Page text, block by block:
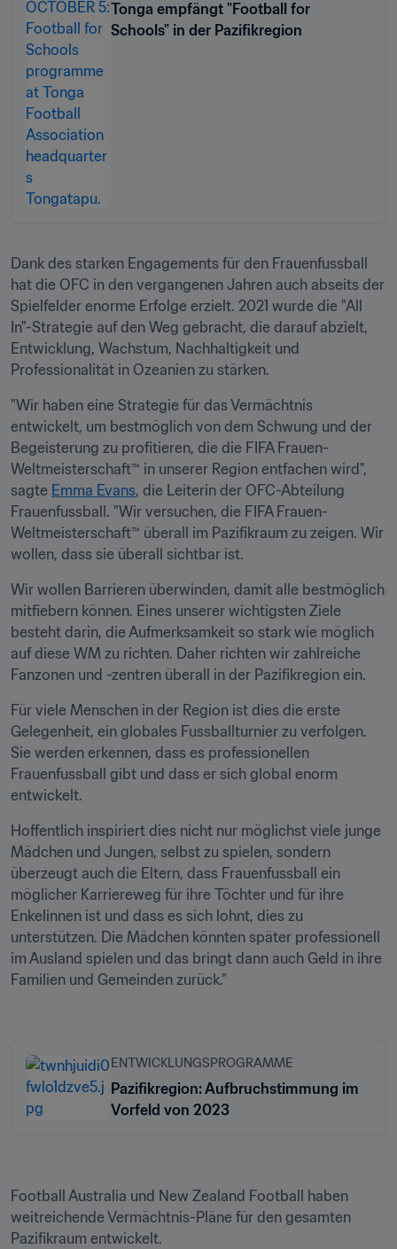
Tonga empfängt "Football for
Schools" in der Pazifikregion
Dank des starken Engagements für den Frauenfussball
hat die OFC in den vergangenen Jahren auch abseits der
Spielfelder enorme Erfolge erzielt. 2021 wurde die "All
In"-Strategie auf den Weg gebracht, die darauf abzielt,
Entwicklung, Wachstum, Nachhaltigkeit und
Professionalität in Ozeanien zu stärken.
"Wir haben eine Strategie für das Vermächtnis
entwickelt, um bestmöglich von dem Schwung und der
Begeisterung zu profitieren, die die FIFA Frauen-
Weltmeisterschaft™ in unserer Region entfachen wird",
sagte Emma Evans, die Leiterin der OFC-Abteilung
Frauenfussball. "Wir versuchen, die FIFA Frauen-
Weltmeisterschaft™ überall im Pazifikraum zu zeigen. Wir
wollen, dass sie überall sichtbar ist.
Wir wollen Barrieren überwinden, damit alle bestmöglich
mitfiebern können. Eines unserer wichtigsten Ziele
besteht darin, die Aufmerksamkeit so stark wie möglich
auf diese WM zu richten. Daher richten wir zahlreiche
Fanzonen und -zentren überall in der Pazifikregion ein.
Für viele Menschen in der Region ist dies die erste
Gelegenheit, ein globales Fussballturnier zu verfolgen.
Sie werden erkennen, dass es professionellen
Frauenfussball gibt und dass er sich global enorm
entwickelt.
Hoffentlich inspiriert dies nicht nur möglichst viele junge
Mädchen und Jungen, selbst zu spielen, sondern
überzeugt auch die Eltern, dass Frauenfussball ein
möglicher Karriereweg für ihre Töchter und für ihre
Enkelinnen ist und dass es sich lohnt, dies zu
unterstützen. Die Mädchen könnten später professionell
im Ausland spielen und das bringt dann auch Geld in ihre
Familien und Gemeinden zurück."
ENTWICKLUNGSPROGRAMME
Pazifikregion: Aufbruchstimmung im
Vorfeld von 2023
Football Australia und New Zealand Football haben
weitreichende Vermächtnis-Pläne für den gesamten
Pazifikraum entwickelt.